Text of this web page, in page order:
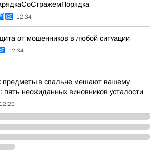
12:34
от мошенников в любой ситуации
12:34
предметы в спальне мешают вашему
пять неожиданных виновников усталости
12:25